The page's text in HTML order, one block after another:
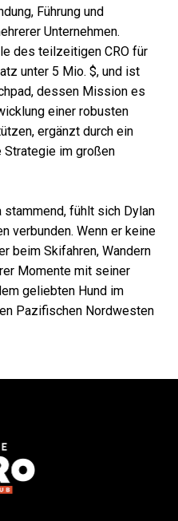
Führung und
Unternehmen.
des teilzeitigen CRO für
unter 5 Mio. $, und ist
dessen Mission es
einer robusten
ergänzt durch ein
Strategie im großen
stammend, fühlt sich Dylan
verbunden. Wenn er keine
beim Skifahren, Wandern
Momente mit seiner
geliebten Hund im
Pazifischen Nordwesten
window